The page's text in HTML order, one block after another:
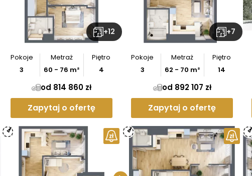
Pobierzrzut
+12
Pokoje
3
Metraż
60 - 76 m²
Piętro
4
od 814 860 zł
Zapytaj o ofertę
+7
Pokoje
3
Metraż
62 - 70 m²
Piętro
14
od 892 107 zł
Zapytaj o ofertę
Sprawdź wymiary